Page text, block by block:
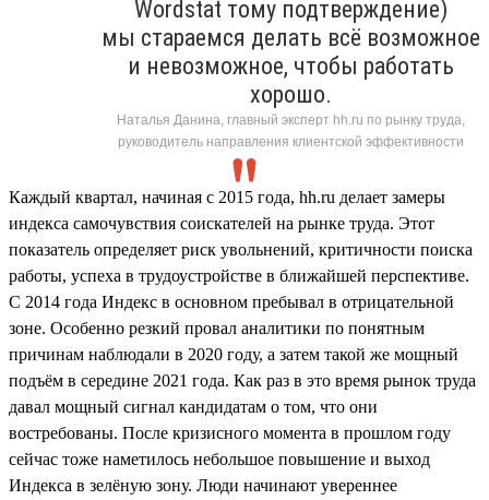
Wordstat тому подтверждение)
мы стараемся делать всё возможное
и невозможное, чтобы работать
хорошо.
Наталья Данина, главный эксперт hh.ru по рынку труда,
руководитель направления клиентской эффективности
Каждый квартал, начиная с 2015 года, hh.ru делает замеры
индекса самочувствия соискателей на рынке труда. Этот
показатель определяет риск увольнений, критичности поиска
работы, успеха в трудоустройстве в ближайшей перспективе.
С 2014 года Индекс в основном пребывал в отрицательной
зоне. Особенно резкий провал аналитики по понятным
причинам наблюдали в 2020 году, а затем такой же мощный
подъём в середине 2021 года. Как раз в это время рынок труда
давал мощный сигнал кандидатам о том, что они
востребованы. После кризисного момента в прошлом году
сейчас тоже наметилось небольшое повышение и выход
Индекса в зелёную зону. Люди начинают увереннее